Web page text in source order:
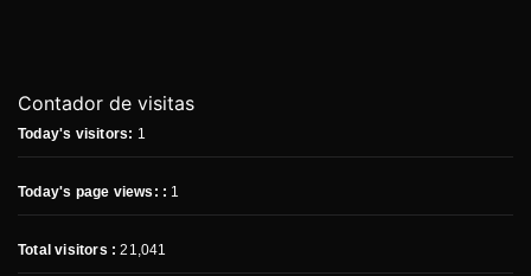
Contador de visitas
Today's visitors: 1
Today's page views: : 1
Total visitors :21,041